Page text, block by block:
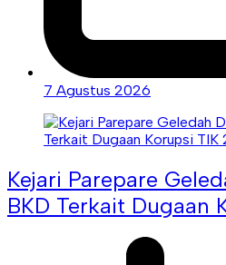
7 Agustus 2026
Kejari Parepare
BKD Terkait Dugaan